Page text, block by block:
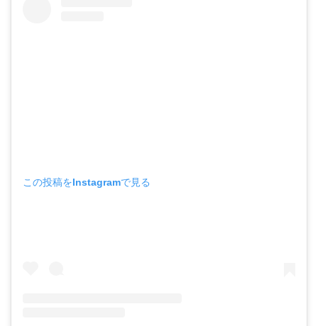
この投稿をInstagramで見る